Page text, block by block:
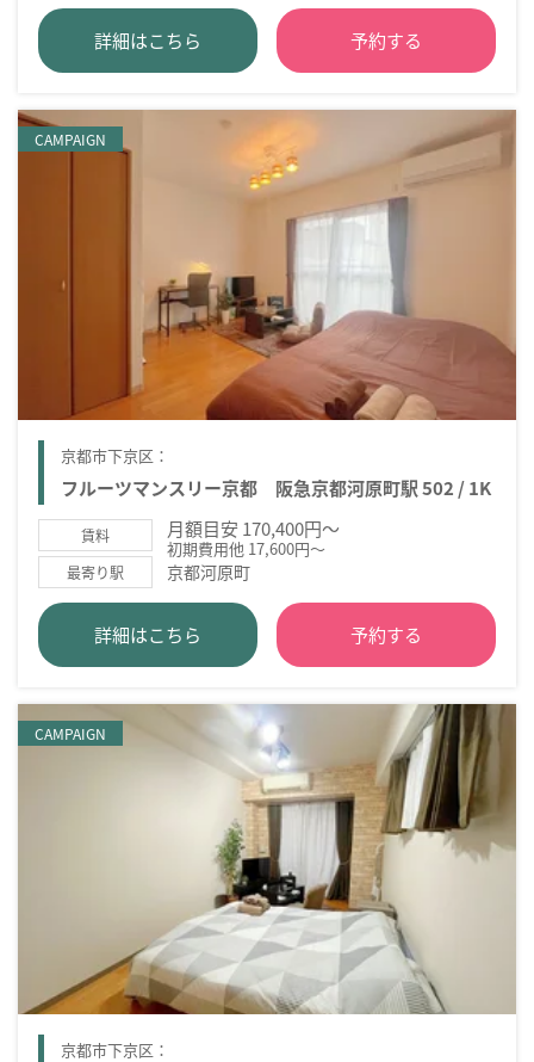
詳細はこちら 予約する
CAMPAIGN
京都市下京区：
フルーツマンスリー京都 阪急京都河原町駅 502 / 1K
賃料 月額目安 170,400円～
初期費用他 17,600円～
最寄り駅 京都河原町
詳細はこちら 予約する
CAMPAIGN
京都市下京区：